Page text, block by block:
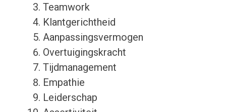
Teamwork
Klantgerichtheid
Aanpassingsvermogen
Overtuigingskracht
Tijdmanagement
Empathie
Leiderschap